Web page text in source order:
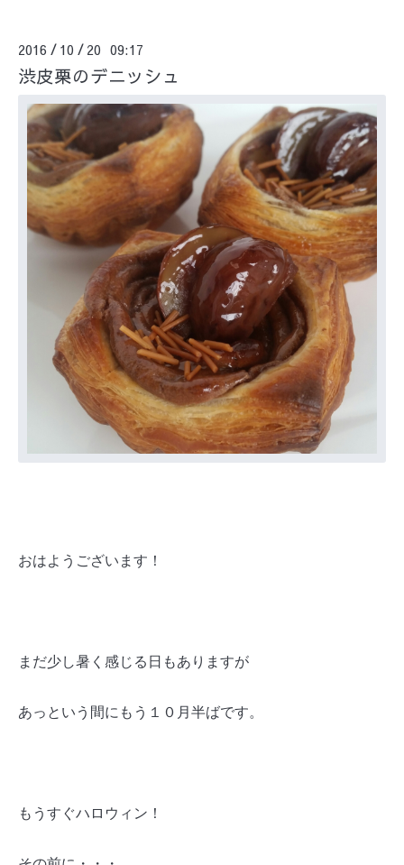
2016 / 10 / 20 09:17
渋皮栗のデニッシュ
おはようございます！
まだ少し暑く感じる日もありますが
あっという間にもう１０月半ばです。
もうすぐハロウィン！